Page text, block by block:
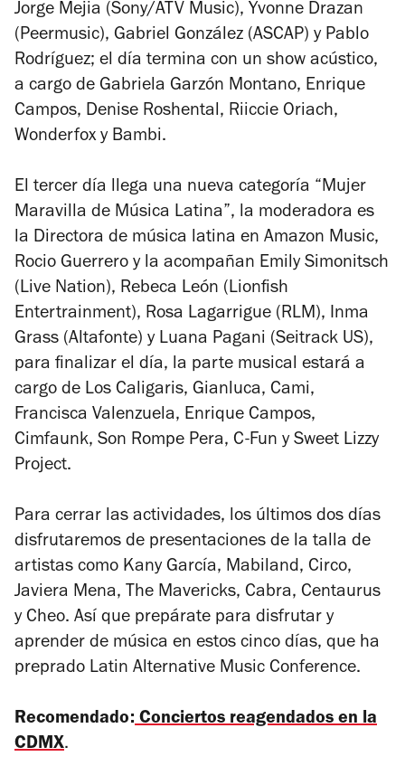
Jorge Mejia (Sony/ATV Music), Yvonne Drazan
(Peermusic), Gabriel González (ASCAP) y Pablo
Rodríguez; el día termina con un show acústico,
a cargo de Gabriela Garzón Montano, Enrique
Campos, Denise Roshental, Riiccie Oriach,
Wonderfox y Bambi.
El tercer día llega una nueva categoría “Mujer
Maravilla de Música Latina”, la moderadora es
la Directora de música latina en Amazon Music,
Rocio Guerrero y la acompañan Emily Simonitsch
(Live Nation), Rebeca León (Lionfish
Entertrainment), Rosa Lagarrigue (RLM), Inma
Grass (Altafonte) y Luana Pagani (Seitrack US),
para finalizar el día, la parte musical estará a
cargo de Los Caligaris, Gianluca, Cami,
Francisca Valenzuela, Enrique Campos,
Cimfaunk, Son Rompe Pera, C-Fun y Sweet Lizzy
Project.
Para cerrar las actividades, los últimos dos días
disfrutaremos de presentaciones de la talla de
artistas como Kany García, Mabiland, Circo,
Javiera Mena, The Mavericks, Cabra, Centaurus
y Cheo. Así que prepárate para disfrutar y
aprender de música en estos cinco días, que ha
preprado Latin Alternative Music Conference.
Recomendado:Conciertos reagendados en la
CDMX.